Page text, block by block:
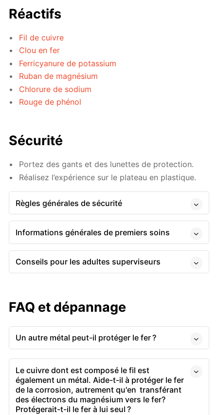
Réactifs
Fil de cuivre
Clou en fer
Ferricyanure de potassium
Ruban de magnésium
Chlorure de sodium
Rouge de phénol
Sécurité
Portez des gants et des lunettes de protection.
Réalisez l’expérience sur le plateau en plastique.
Règles générales de sécurité
Informations générales de premiers soins
Conseils pour les adultes superviseurs
FAQ et dépannage
Un autre métal peut-il protéger le fer ?
Le cuivre dont est composé le fil est
également un métal. Aide-t-il à protéger le fer
de la corrosion, autrement qu'en transférant
des électrons du magnésium vers le fer?
Protégerait-t-il le fer à lui seul ?